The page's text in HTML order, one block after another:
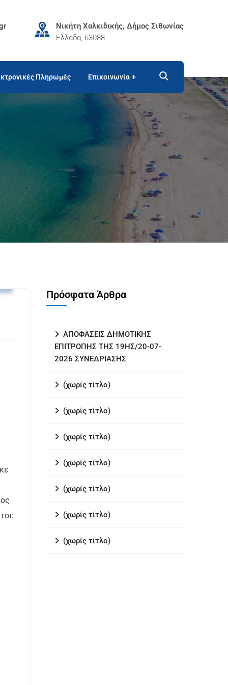
Νικήτη Χαλκιδικής, Δήμος Σιθωνίας
Ελλάδα, 63088
Πληρωμές Επικοινωνία
Πρόσφατα Άρθρα
ΑΠΟΦΑΣΕΙΣ ΔΗΜΟΤΙΚΗΣ
ΕΠΙΤΡΟΠΗΣ ΤΗΣ 19ΗΣ/20-07-
2026 ΣΥΝΕΔΡΙΑΣΗΣ
(χωρίς τίτλο)
(χωρίς τίτλο)
(χωρίς τίτλο)
(χωρίς τίτλο)
(χωρίς τίτλο)
(χωρίς τίτλο)
(χωρίς τίτλο)